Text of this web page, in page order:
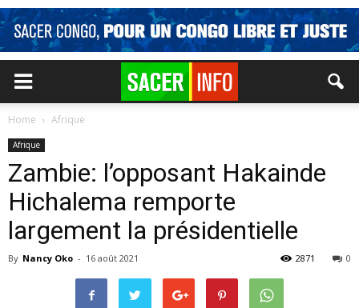
Home Afrique
Afrique
Zambie: l’opposant Hakainde
Hichalema remporte
largement la présidentielle
By Nancy Oko - 16 août 2021 0
2871